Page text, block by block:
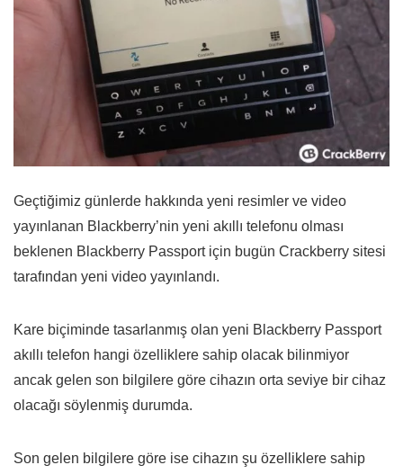
Geçtiğimiz günlerde hakkında yeni resimler ve video
yayınlanan Blackberry’nin yeni akıllı telefonu olması
beklenen Blackberry Passport için bugün Crackberry sitesi
tarafından yeni video yayınlandı.
Kare biçiminde tasarlanmış olan yeni Blackberry Passport
akıllı telefon hangi özelliklere sahip olacak bilinmiyor
ancak gelen son bilgilere göre cihazın orta seviye bir cihaz
olacağı söylenmiş durumda.
Son gelen bilgilere göre ise cihazın şu özelliklere sahip